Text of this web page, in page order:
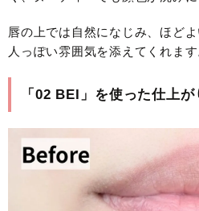
唇の上では自然になじみ、ほど
人っぽい雰囲気を添えてくれます
「02 BEI」を使った仕上が